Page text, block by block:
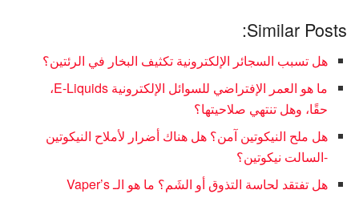
Similar Posts:
هل تسبب السجائر الإلكترونية تكثيف البخار في الرئتين؟
ما هو العمر الإفتراضي للسوائل الإلكترونية E-Liquids،
حقًا، وهل تنتهي صلاحيتها؟
هل ملح النيكوتين آمن؟ هل هناك أضرار لأملاح النيكوتين
-السالت نيكوتين؟
هل تفتقد لحاسة التذوق أو الشَم؟ ما هو الـ Vaper’s